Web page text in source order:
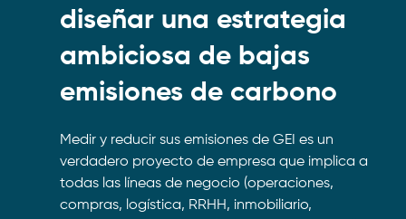
diseñar una estrategia
ambiciosa de bajas
emisiones de carbono
Medir y reducir sus emisiones de GEI es un
verdadero proyecto de empresa que implica a
todas las líneas de negocio (operaciones,
compras, logística, RRHH, inmobiliario,